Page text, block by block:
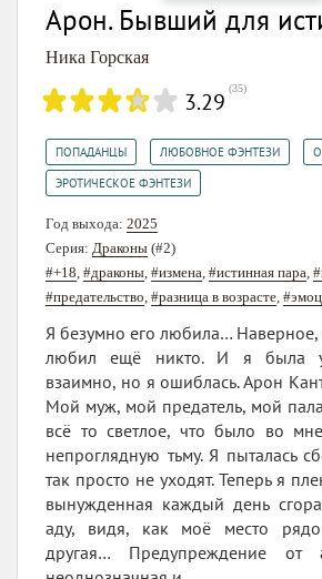
Арон. Бывший для
Ника Горская
3.29 (35)
ПОПАДАНЦЫ ЛЮБОВНОЕ ФЭНТЕЗИ
ЭРОТИЧЕСКОЕ ФЭНТЕЗИ
Год выхода: 2025
Серия: Драконы (#2)
#+18 #драконы #измена #истинная пара
#предательство #разница в возрасте
Я безумно его любила… Наверное,
любил ещё никто. И я была
взаимно, но я ошиблась. Арон
Мой муж, мой предатель, мой
всё то светлое, что было во
непроглядную тьму. Я пыталась
так просто не уходят. Теперь я
вынужденная каждый день
аду, видя, как моё место
другая… Предупреждение от